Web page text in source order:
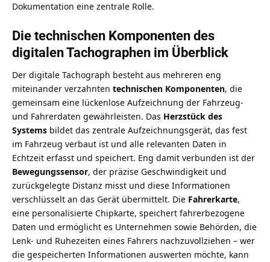
Dokumentation eine zentrale Rolle.
Die technischen Komponenten des
digitalen Tachographen im Überblick
Der digitale Tachograph besteht aus mehreren eng
miteinander verzahnten technischen Komponenten, die
gemeinsam eine lückenlose Aufzeichnung der Fahrzeug-
und Fahrerdaten gewährleisten. Das Herzstück des
Systems bildet das zentrale Aufzeichnungsgerät, das fest
im Fahrzeug verbaut ist und alle relevanten Daten in
Echtzeit erfasst und speichert. Eng damit verbunden ist der
Bewegungssensor, der präzise Geschwindigkeit und
zurückgelegte Distanz misst und diese Informationen
verschlüsselt an das Gerät übermittelt. Die Fahrerkarte,
eine personalisierte Chipkarte, speichert fahrerbezogene
Daten und ermöglicht es Unternehmen sowie Behörden, die
Lenk- und Ruhezeiten eines Fahrers nachzuvollziehen – wer
die gespeicherten Informationen auswerten möchte, kann